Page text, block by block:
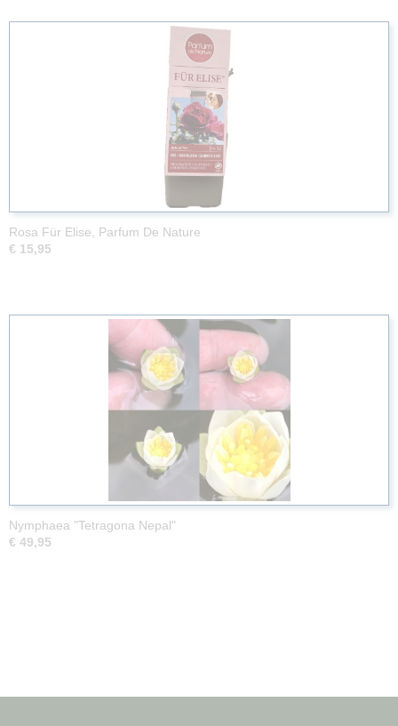
Rosa Für Elise, Parfum De Nature
€ 15,95
Nymphaea "Tetragona Nepal"
€ 49,95